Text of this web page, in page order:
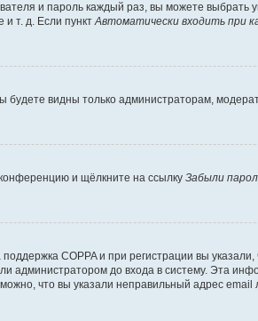
и пароль каждый раз, вы можете
и т. д. Если пунктАвтоматически входить при
будете видны только администраторам,
и щёлкните на ссылку Забыли
COPPA и при регистрации вы
до входа в систему. Эта
что вы указали неправильный адрес